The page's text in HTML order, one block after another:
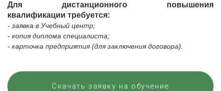
Для дистанционного повышения
квалификации требуется:
- заявка в Учебный центр;
- копия диплома специалиста;
- карточка предприятия (для заключения договора).
Скачать заявку на обучение